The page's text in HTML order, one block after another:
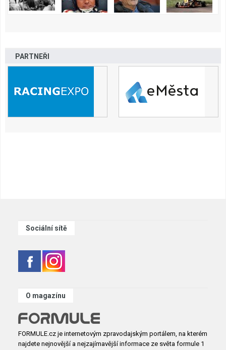
PARTNEŘI
Sociální sítě
O magazínu
FORMULE.cz je internetovým zpravodajským portálem, na kterém
najdete nejnovější a nejzajímavější informace ze světa formule 1